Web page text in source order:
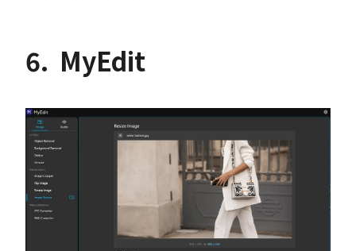
6. MyEdit